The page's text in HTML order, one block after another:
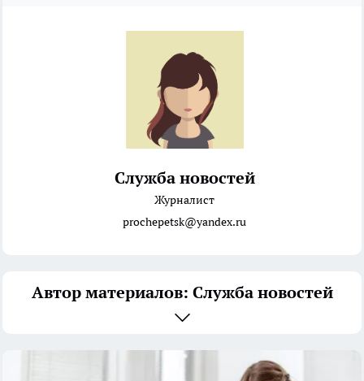
Служба новостей
Журналист
prochepetsk@yandex.ru
Автор материалов: Служба новостей